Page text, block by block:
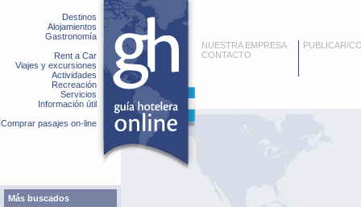
Destinos
Alojamientos
Gastronomía
Rent a Car
Viajes y excursiones
Actividades
Recreación
Servicios
Información útil
Comprar pasajes on-line
Más buscados
NUESTRA EMPRESA
CONTACTO
PUBLICAR/